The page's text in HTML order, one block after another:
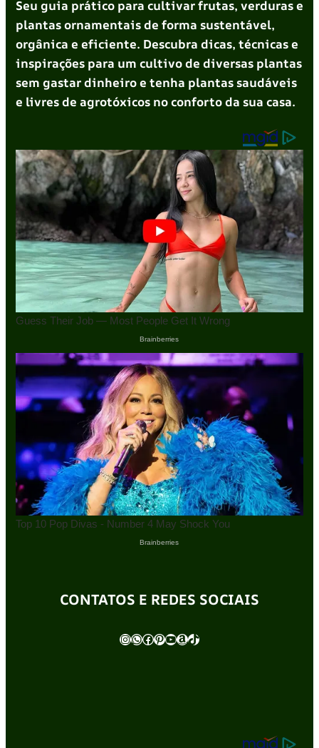
Seu guia prático para cultivar frutas, verduras e
plantas ornamentais de forma sustentável,
orgânica e eficiente. Descubra dicas, técnicas e
inspirações para um cultivo de diversas plantas
sem gastar dinheiro e tenha plantas saudáveis
e livres de agrotóxicos no conforto da sua casa.
CONTATOS E REDES SOCIAIS
InstagramWhatsApp Facebook Pinterest Youtube Amazon TikTok